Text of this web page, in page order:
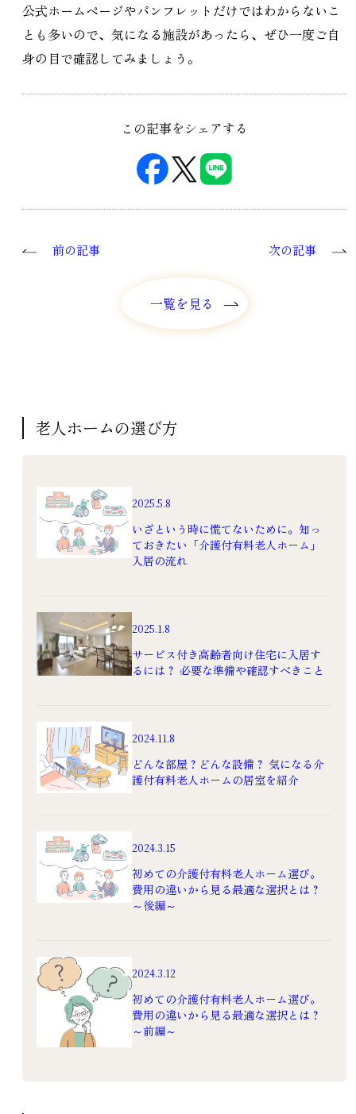
公式ホームページやパンフレットだけではわからないこ
とも多いので、気になる施設があったら、ぜひ一度ご自
身の目で確認してみましょう。
この記事をシェアする
前の記事
一覧を見る
一覧を見る
次の記事
老人ホームの選び方
2025.5.8
いざという時に慌てないために。知っ
ておきたい「介護付有料老人ホーム」
入居の流れ
2025.1.8
サービス付き高齢者向け住宅に入居す
るには？ 必要な準備や確認すべきこと
2024.11.8
どんな部屋？どんな設備？ 気になる介
護付有料老人ホームの居室を紹介
2024.3.15
初めての介護付有料老人ホーム選び。
費用の違いから見る最適な選択とは？
～後編～
2024.3.12
初めての介護付有料老人ホーム選び。
費用の違いから見る最適な選択とは？
～前編～